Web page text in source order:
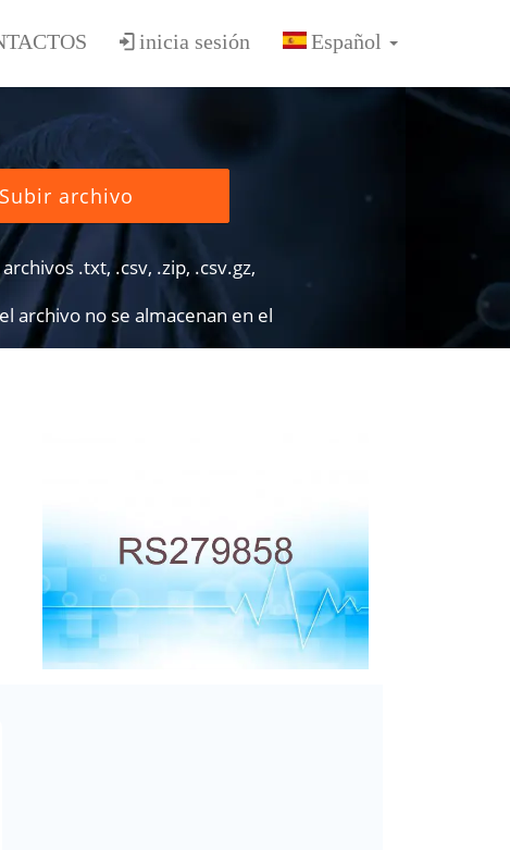
inicia sesión
Subir archivo
.txt, .csv, .zip, .csv.gz,
archivo no se almacenan en el